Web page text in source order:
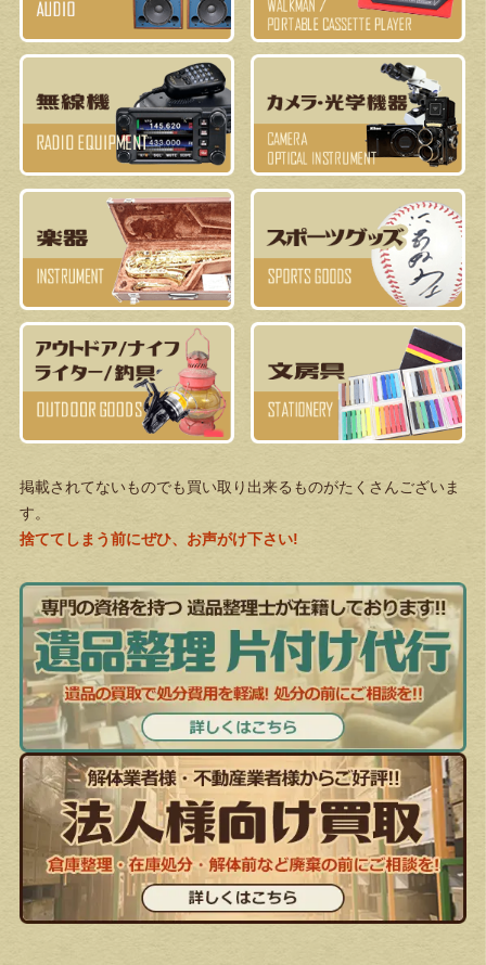
掲載されてないものでも買い取り出来るものがたくさんございま
す。
捨ててしまう前にぜひ、お声がけ下さい!